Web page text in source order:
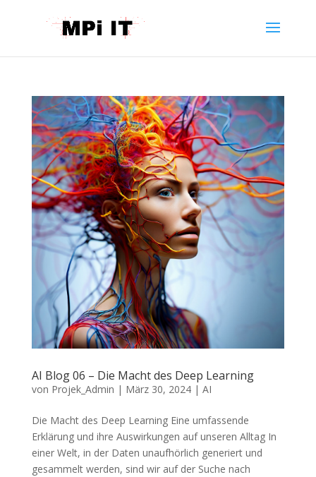
AI Blog 06 – Die Macht des Deep Learning
von Projek_Admin | März 30, 2024| AI
Die Macht des Deep Learning Eine umfassende
Erklärung und ihre Auswirkungen auf unseren Alltag In
einer Welt, in der Daten unaufhörlich generiert und
gesammelt werden, sind wir auf der Suche nach